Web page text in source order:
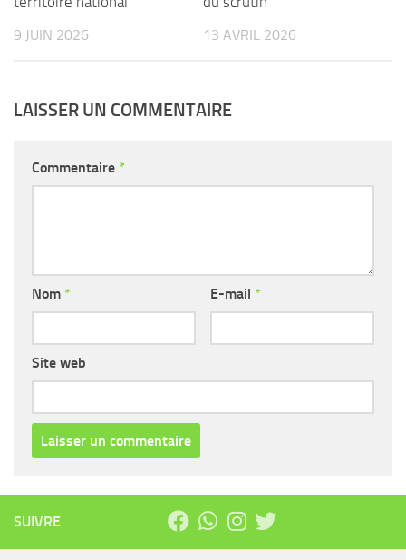
9 JUIN 2026 13 AVRIL 2026
LAISSER UN COMMENTAIRE
Commentaire *
Nom * E-mail *
Site web
SUIVRE